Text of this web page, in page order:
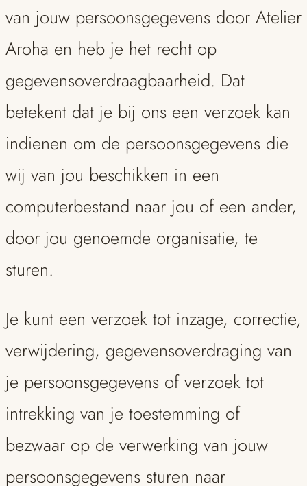
van jouw persoonsgegevens door Atelier
Aroha en heb je het recht op
gegevensoverdraagbaarheid. Dat
betekent dat je bij ons een verzoek kan
indienen om de persoonsgegevens die
wij van jou beschikken in een
computerbestand naar jou of een ander,
door jou genoemde organisatie, te
sturen.
Je kunt een verzoek tot inzage, correctie,
verwijdering, gegevensoverdraging van
je persoonsgegevens of verzoek tot
intrekking van je toestemming of
bezwaar op de verwerking van jouw
persoonsgegevens sturen naar